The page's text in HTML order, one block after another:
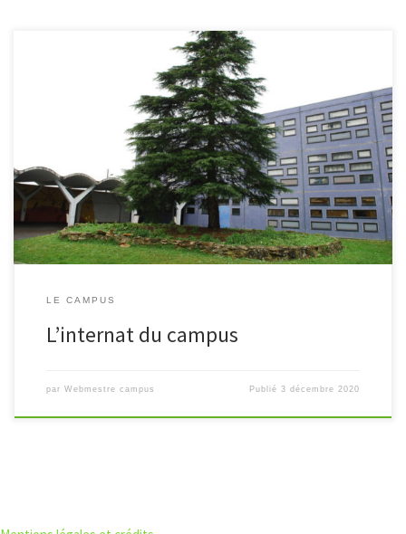
Le Campus de Coulommiers peut accueillir jusqu’à 140 internes du
LE CAMPUS
L’internat du campus
par Webmestre campus Publié3 décembre 2020